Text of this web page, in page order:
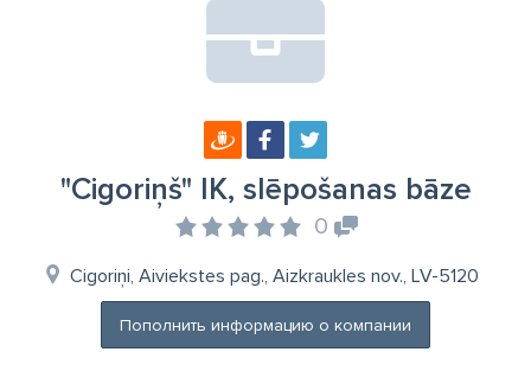
"Cigoriņš" IK, slēpošanas bāze
0
Cigoriņi, Aiviekstes pag., Aizkraukles nov., LV-5120
Пополнить информацию о компании